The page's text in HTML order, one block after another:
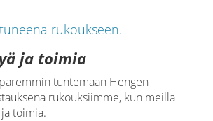
ja toimia
tuntemaan Hengen
rukouksiimme, kun meillä
toimia.